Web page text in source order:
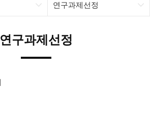
연구과제선정
연구과제선정